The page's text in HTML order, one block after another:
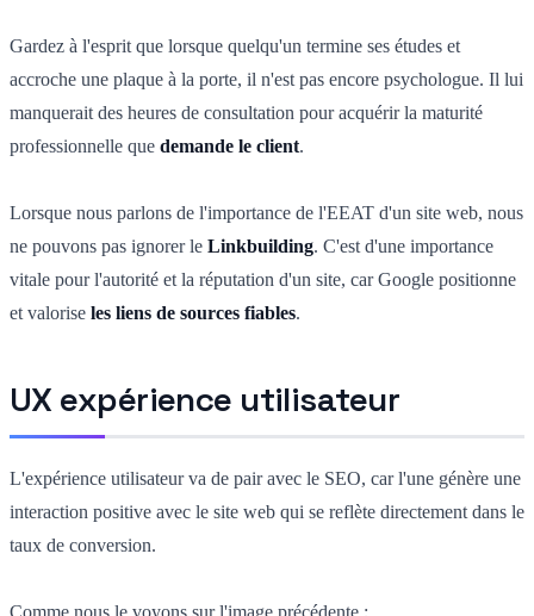
Gardez à l'esprit que lorsque quelqu'un termine ses études et
accroche une plaque à la porte, il n'est pas encore psychologue. Il lui
manquerait des heures de consultation pour acquérir la maturité
professionnelle que demande le client.
Lorsque nous parlons de l'importance de l'EEAT d'un site web, nous
ne pouvons pas ignorer le Linkbuilding. C'est d'une importance
vitale pour l'autorité et la réputation d'un site, car Google positionne
et valorise les liens de sources fiables.
UX expérience utilisateur
L'expérience utilisateur va de pair avec le SEO, car l'une génère une
interaction positive avec le site web qui se reflète directement dans le
taux de conversion.